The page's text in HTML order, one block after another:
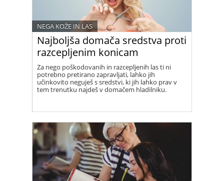
Najboljša domača sredstva proti
razcepljenim konicam
NEGA KOŽE IN LAS
Za nego poškodovanih in razcepljenih las ti ni
potrebno pretirano zapravljati, lahko jih
učinkovito neguješ s sredstvi, ki jih lahko prav v
tem trenutku najdeš v domačem hladilniku.